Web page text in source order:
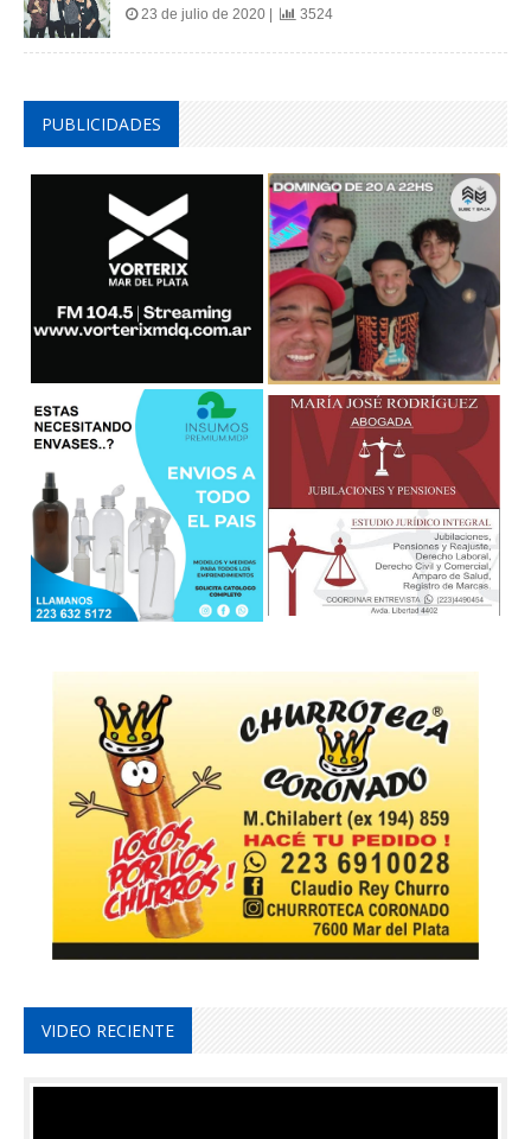
23 de julio de 2020 | 3524
PUBLICIDADES
VIDEO RECIENTE